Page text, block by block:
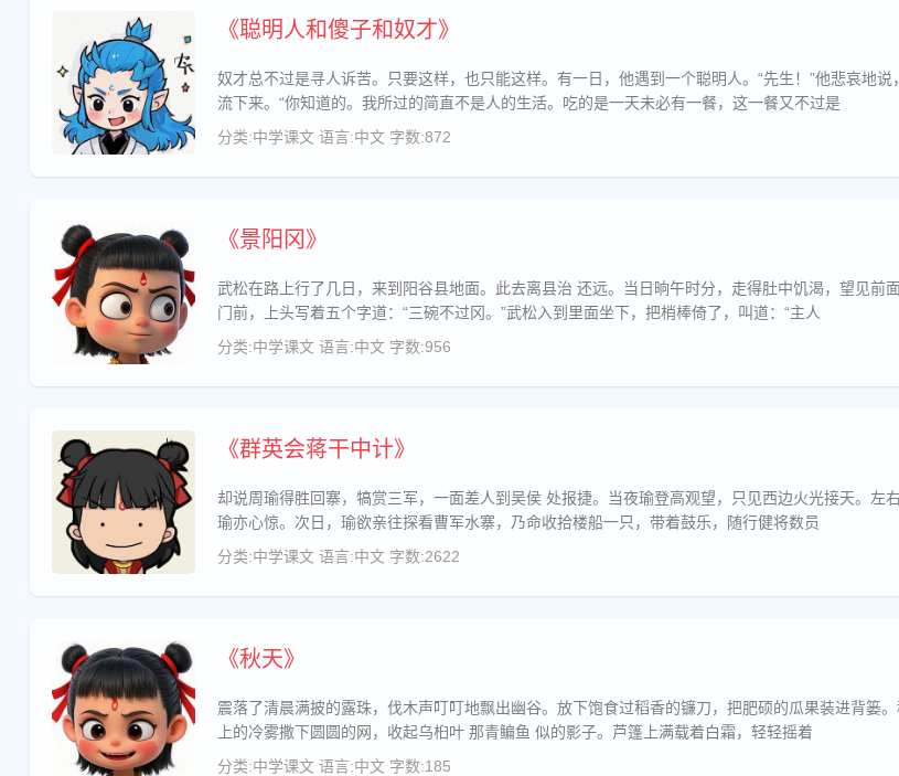
《聪明人和傻子和奴才》
奴才总不过是寻人诉苦。只要这样，也只能这样。有一日，他遇到一个聪明人。“先生！”他悲哀地
流下来。“你知道的。我所过的简直不是人的生活。吃的是一天未必有一餐，这一餐又不过是
分类:中学课文 语言:中文 字数:872
《景阳冈》
武松在路上行了几日，来到阳谷县地面。此去离县治 还远。当日晌午时分，走得肚中饥渴，望见前面有一个酒店，挑着一面招旗在
门前，上头写着五个字道：“三碗不过冈。”武松入到里面坐下，把梢棒倚了，叫道：“主人
分类:中学课文 语言:中文 字数:956
《群英会蒋干中计》
却说周瑜得胜回寨，犒赏三军，一面差人到吴侯 处报捷。当夜瑜登高观望，只见西边火光接天。左右告曰：“此皆北军灯火之光也。”
瑜亦心惊。次日，瑜欲亲往探看曹军水寨，乃命收拾楼船一只，带着鼓乐，随行健将数员
分类:中学课文 语言:中文 字数:2622
《秋天》
震落了清晨满披的露珠，伐木声叮叮地飘出幽谷。放下饱食过稻香的镰刀，把肥硕的瓜果装进背篓
上的冷雾撒下圆圆的网，收起乌桕叶 那青鳊鱼 似的影子。芦篷上满载着白霜，轻轻摇着
分类:中学课文 语言:中文 字数:185